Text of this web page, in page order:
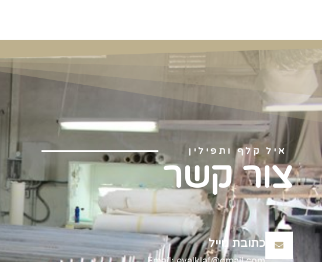
איל קלף ותפילין
צור קשר
כתובת מייל